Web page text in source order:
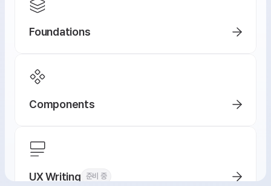
Foundations
Components
UX Writing 준비 중